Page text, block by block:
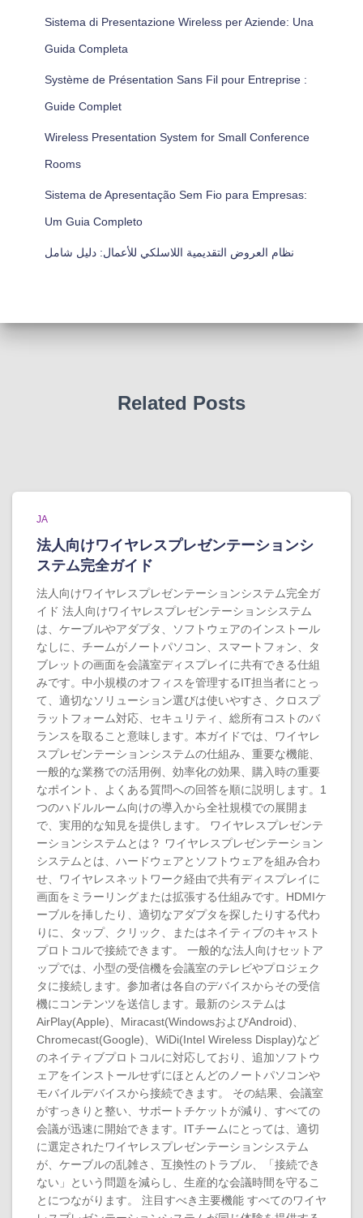
Sistema di Presentazione Wireless per Aziende: Una
Guida Completa
Système de Présentation Sans Fil pour Entreprise :
Guide Complet
Wireless Presentation System for Small Conference
Rooms
Sistema de Apresentação Sem Fio para Empresas:
Um Guia Completo
نظام العروض التقديمية اللاسلكي للأعمال: دليل شامل
Related Posts
JA
法人向けワイヤレスプレゼンテーションシ
ステム完全ガイド
法人向けワイヤレスプレゼンテーションシステム完全ガ
イド 法人向けワイヤレスプレゼンテーションシステム
は、ケーブルやアダプタ、ソフトウェアのインストール
なしに、チームがノートパソコン、スマートフォン、タ
ブレットの画面を会議室ディスプレイに共有できる仕組
みです。中小規模のオフィスを管理するIT担当者にとっ
て、適切なソリューション選びは使いやすさ、クロスプ
ラットフォーム対応、セキュリティ、総所有コストのバ
ランスを取ること意味します。本ガイドでは、ワイヤレ
スプレゼンテーションシステムの仕組み、重要な機能、
一般的な業務での活用例、効率化の効果、購入時の重要
なポイント、よくある質問への回答を順に説明します。1
つのハドルルーム向けの導入から全社規模での展開ま
で、実用的な知見を提供します。 ワイヤレスプレゼンテ
ーションシステムとは？ ワイヤレスプレゼンテーション
システムとは、ハードウェアとソフトウェアを組み合わ
せ、ワイヤレスネットワーク経由で共有ディスプレイに
画面をミラーリングまたは拡張する仕組みです。HDMIケ
ーブルを挿したり、適切なアダプタを探したりする代わ
りに、タップ、クリック、またはネイティブのキャスト
プロトコルで接続できます。 一般的な法人向けセットア
ップでは、小型の受信機を会議室のテレビやプロジェク
タに接続します。参加者は各自のデバイスからその受信
機にコンテンツを送信します。最新のシステムは
AirPlay(Apple)、Miracast(WindowsおよびAndroid)、
Chromecast(Google)、WiDi(Intel Wireless Display)など
のネイティブプロトコルに対応しており、追加ソフトウ
ェアをインストールせずにほとんどのノートパソコンや
モバイルデバイスから接続できます。 その結果、会議室
がすっきりと整い、サポートチケットが減り、すべての
会議が迅速に開始できます。ITチームにとっては、適切
に選定されたワイヤレスプレゼンテーションシステム
が、ケーブルの乱雑さ、互換性のトラブル、「接続でき
ない」という問題を減らし、生産的な会議時間を守るこ
とにつながります。 注目すべき主要機能 すべてのワイヤ